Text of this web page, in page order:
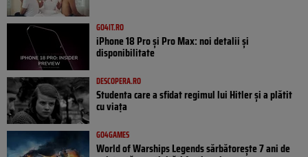
GO4IT.RO
iPhone 18 Pro și Pro Max: noi detalii și
disponibilitate
DESCOPERA.RO
Studenta care a sfidat regimul lui Hitler și a plătit
cu viața
GO4GAMES
World of Warships Legends sărbătorește 7 ani de